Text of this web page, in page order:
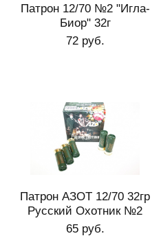
Патрон 12/70 №2 "Игла-
Биор" 32г
72 руб.
Патрон АЗОТ 12/70 32гр
Русский Охотник №2
65 руб.